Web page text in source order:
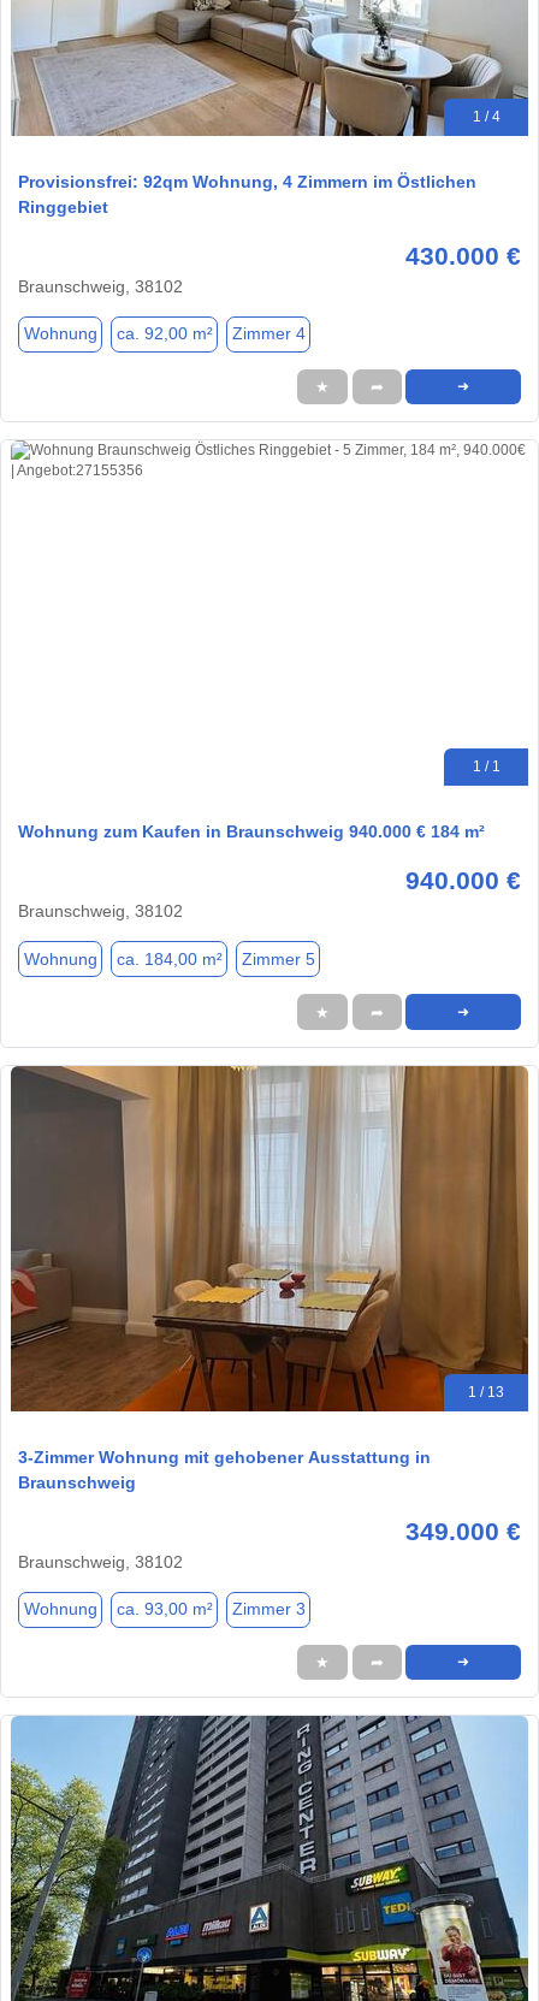
1 / 4
Provisionsfrei: 92qm Wohnung, 4 Zimmern im Östlichen
Ringgebiet
430.000 €
Braunschweig, 38102
Wohnung ca. 92,00 m² Zimmer 4
★ ➦ ➜
1 / 1
Wohnung zum Kaufen in Braunschweig 940.000 € 184 m²
940.000 €
Braunschweig, 38102
Wohnung ca. 184,00 m² Zimmer 5
★ ➦ ➜
1 / 13
3-Zimmer Wohnung mit gehobener Ausstattung in
Braunschweig
349.000 €
Braunschweig, 38102
Wohnung ca. 93,00 m² Zimmer 3
★ ➦ ➜